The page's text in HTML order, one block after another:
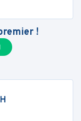
!